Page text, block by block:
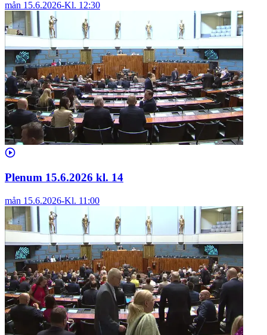
mån 15.6.2026-Kl. 12:30
Plenum 15.6.2026 kl. 14
mån 15.6.2026-Kl. 11:00